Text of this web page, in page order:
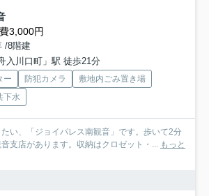
3,000円
/8階建
入川口町」駅 徒歩21分
ー 防犯カメラ
敷地内ごみ置き場
下水
い、「ジョイパレス南観音」です。歩いて2分
支店があります。収納はクロゼット・... もっと